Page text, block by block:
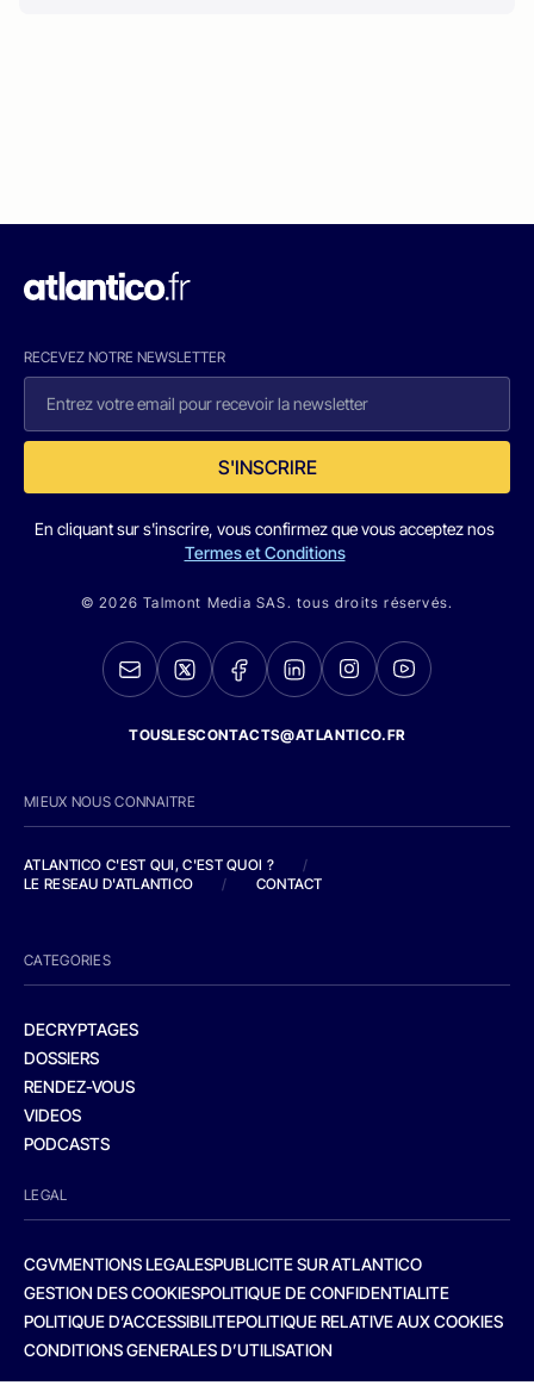
RECEVEZ NOTRE NEWSLETTER
S'INSCRIRE
En cliquant sur s'inscrire, vous confirmez que vous acceptez nos
Termes et Conditions
© 2026 Talmont Media SAS. tous droits réservés.
TOUSLESCONTACTS@ATLANTICO.FR
MIEUX NOUS CONNAITRE
ATLANTICO C'EST QUI, C'EST QUOI ?
/
LE RESEAU D'ATLANTICO
/ CONTACT
CATEGORIES
DECRYPTAGES
DOSSIERS
RENDEZ-VOUS
VIDEOS
PODCASTS
LEGAL
CGVMENTIONS LEGALESPUBLICITE SUR ATLANTICO
GESTION DES COOKIESPOLITIQUE DE CONFIDENTIALITE
POLITIQUE D’ACCESSIBILITEPOLITIQUE RELATIVE AUX COOKIES
CONDITIONS GENERALES D’UTILISATION